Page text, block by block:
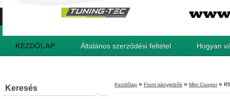
KEZDÖLAP Általános szerződési feltétel Hogyan
Keresés Kezdőlap » Front irányjelzők » Mini Cooper »